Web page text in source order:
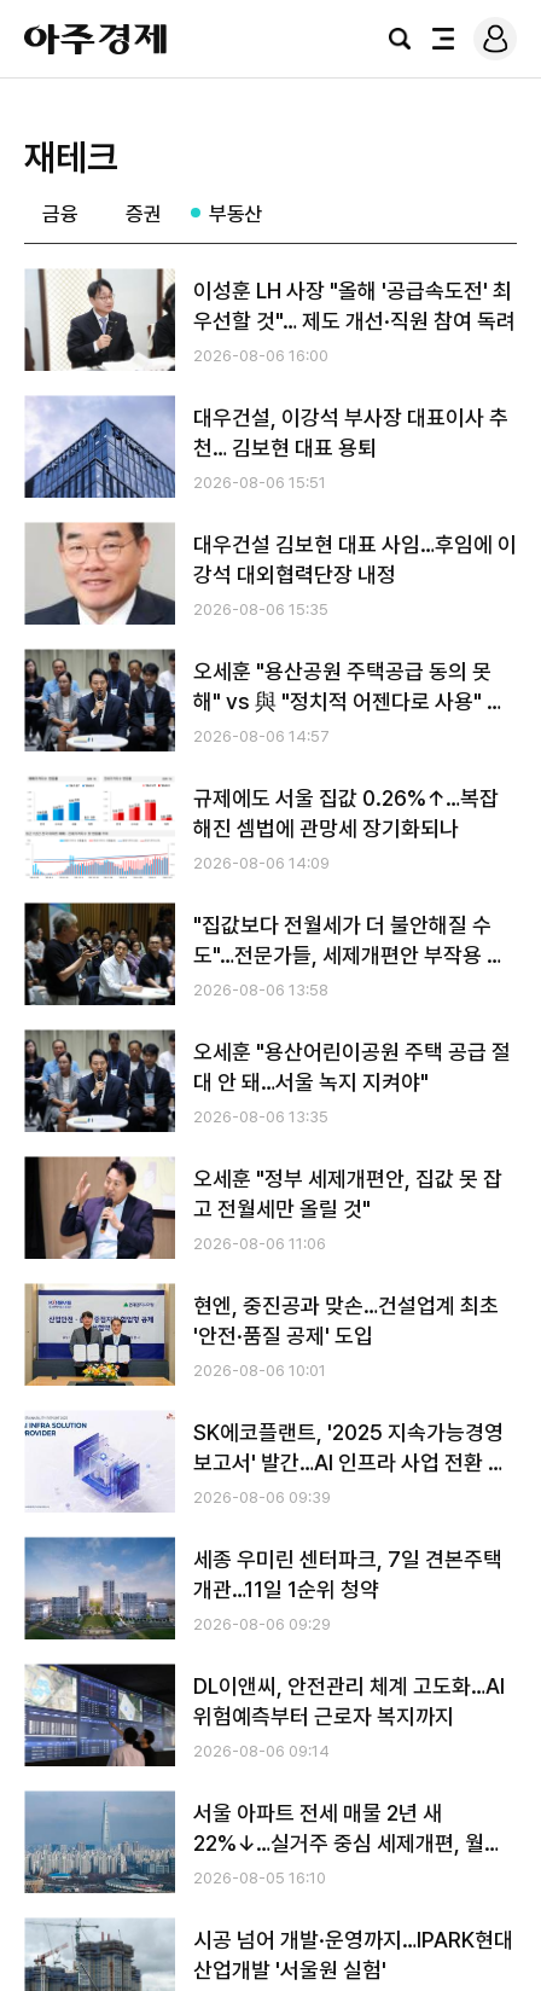
아
주
경
검
전
로
그
재테크
금융 증권 부동산
이성훈 LH 사장 "올해 '공급속도전' 최
우선할 것"… 제도 개선·직원 참여 독려
2026-08-06 16:00
대우건설, 이강석 부사장 대표이사 추
천… 김보현 대표 용퇴
2026-08-06 15:51
대우건설 김보현 대표 사임…후임에 이
강석 대외협력단장 내정
2026-08-06 15:35
오세훈 "용산공원 주택공급 동의 못
해" vs 與 "정치적 어젠다로 사용" 맞
불
2026-08-06 14:57
규제에도 서울 집값 0.26%↑…복잡
해진 셈법에 관망세 장기화되나
2026-08-06 14:09
"집값보다 전월세가 더 불안해질 수
도"…전문가들, 세제개편안 부작용 우
려
2026-08-06 13:58
오세훈 "용산어린이공원 주택 공급 절
대 안 돼…서울 녹지 지켜야"
2026-08-06 13:35
오세훈 "정부 세제개편안, 집값 못 잡
고 전월세만 올릴 것"
2026-08-06 11:06
현엔, 중진공과 맞손…건설업계 최초
'안전·품질 공제' 도입
2026-08-06 10:01
SK에코플랜트, '2025 지속가능경영
보고서' 발간…AI 인프라 사업 전환 성
과 조명
2026-08-06 09:39
​​​​​​​세종 우미린 센터파크, 7일 견본주택
개관…11일 1순위 청약
2026-08-06 09:29
DL이앤씨, 안전관리 체계 고도화…AI
위험예측부터 근로자 복지까지
2026-08-06 09:14
서울 아파트 전세 매물 2년 새
22%↓…실거주 중심 세제개편, 월세
화 부추기나
2026-08-05 16:10
시공 넘어 개발·운영까지…IPARK현대
산업개발 '서울원 실험'